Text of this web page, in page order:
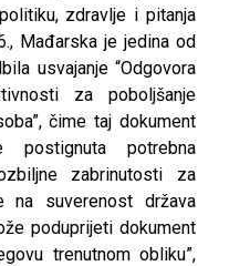
zdravlje i pitanja
Mađarska je jedina od
usvajanje “Odgovora
za poboljšanje
čime taj dokument
potrebna
zabrinutosti za
na suverenost država
poduprijeti dokument
trenutnom obliku”,